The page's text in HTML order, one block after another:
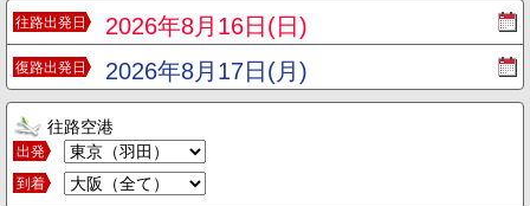
往路出発日 2026年8月16日(日)
復路出発日 2026年8月17日(月)
往路空港
出発
到着